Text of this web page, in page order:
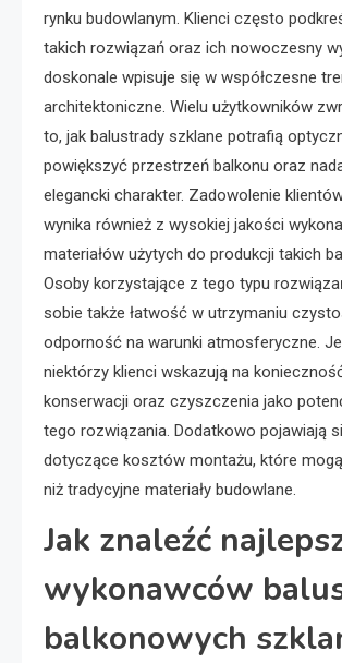
rynku budowlanym. Klienci często
takich rozwiązań oraz ich nowoczesny
doskonale wpisuje się w współczesne
architektoniczne. Wielu użytkowników
to, jak balustrady szklane potrafią
powiększyć przestrzeń balkonu oraz
elegancki charakter. Zadowolenie
wynika również z wysokiej jakości
materiałów użytych do produkcji takich
Osoby korzystające z tego typu
sobie także łatwość w utrzymaniu
odporność na warunki atmosferyczne.
niektórzy klienci wskazują na
konserwacji oraz czyszczenia jako
tego rozwiązania. Dodatkowo pojawiają
dotyczące kosztów montażu, które
niż tradycyjne materiały budowlane.
Jak znaleźć
wykonawców
balkonowych